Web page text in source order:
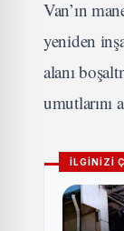
Van’ın
yeniden
alanı
umutlarını
İLGİNİZİ